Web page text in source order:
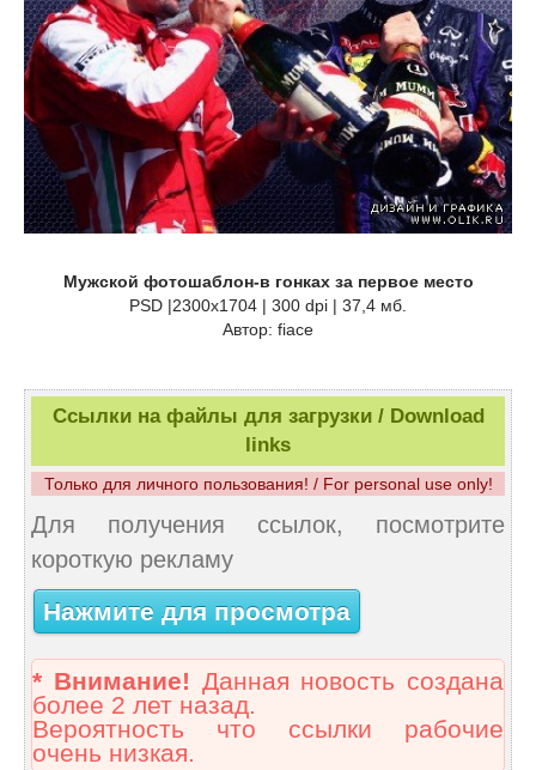
Мужской фотошаблон-в гонках за первое место
PSD |2300x1704 | 300 dpi | 37,4 мб.
Автор: fiace
Ссылки на файлы для загрузки / Download
links
Только для личного пользования! / For personal use only!
Для получения ссылок, посмотрите
короткую рекламу
Нажмите для просмотра
* Внимание! Данная новость создана
более 2 лет назад.
Вероятность что ссылки рабочие
очень низкая.